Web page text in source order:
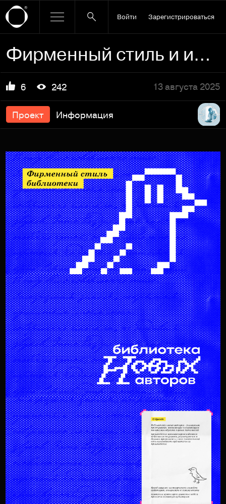
Войти Зарегистрироваться
Фирменный стиль и идея для современной библиотеки
6 242 13 августа 2025
Проект Информация